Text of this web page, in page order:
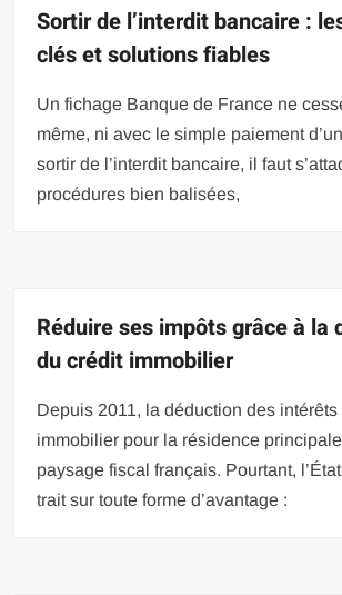
Sortir de l’interdit bancaire :
clés et solutions fiables
Un fichage Banque de France ne
même, ni avec le simple paiement
sortir de l’interdit bancaire, il faut
procédures bien balisées,
Réduire ses impôts grâce à la
du crédit immobilier
Depuis 2011, la déduction des intérêts
immobilier pour la résidence
paysage fiscal français. Pourtant,
trait sur toute forme d’avantage :